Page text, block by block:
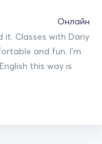
Онлайн
it. Classes with Dariy
and fun. I’m
this way is